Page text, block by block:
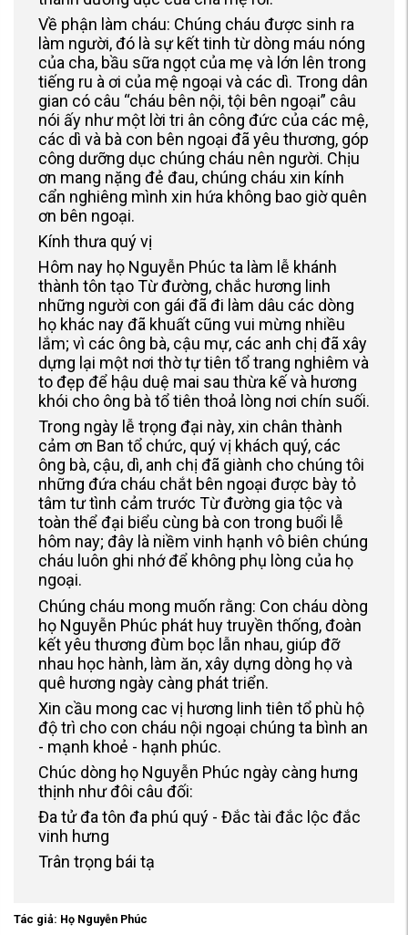
Về phận làm cháu: Chúng cháu được sinh ra
làm người, đó là sự kết tinh từ dòng máu nóng
của cha, bầu sữa ngọt của mẹ và lớn lên trong
tiếng ru à ơi của mệ ngoại và các dì. Trong dân
gian có câu “cháu bên nội, tội bên ngoại” câu
nói ấy như một lời tri ân công đức của các mệ,
các dì và bà con bên ngoại đã yêu thương, góp
công dưỡng dục chúng cháu nên người. Chịu
ơn mang nặng đẻ đau, chúng cháu xin kính
cẩn nghiêng mình xin hứa không bao giờ quên
ơn bên ngoại.
Kính thưa quý vị
Hôm nay họ Nguyễn Phúc ta làm lễ khánh
thành tôn tạo Từ đường, chắc hương linh
những người con gái đã đi làm dâu các dòng
họ khác nay đã khuất cũng vui mừng nhiều
lắm; vì các ông bà, cậu mự, các anh chị đã xây
dựng lại một nơi thờ tự tiên tổ trang nghiêm và
to đẹp để hậu duệ mai sau thừa kế và hương
khói cho ông bà tổ tiên thoả lòng nơi chín suối.
Trong ngày lễ trọng đại này, xin chân thành
cảm ơn Ban tổ chức, quý vị khách quý, các
ông bà, cậu, dì, anh chị đã giành cho chúng tôi
những đứa cháu chắt bên ngoại được bày tỏ
tâm tư tình cảm trước Từ đường gia tộc và
toàn thể đại biểu cùng bà con trong buổi lễ
hôm nay; đây là niềm vinh hạnh vô biên chúng
cháu luôn ghi nhớ để không phụ lòng của họ
ngoại.
Chúng cháu mong muốn rằng: Con cháu dòng
họ Nguyễn Phúc phát huy truyền thống, đoàn
kết yêu thương đùm bọc lẫn nhau, giúp đỡ
nhau học hành, làm ăn, xây dựng dòng họ và
quê hương ngày càng phát triển.
Xin cầu mong cac vị hương linh tiên tổ phù hộ
độ trì cho con cháu nội ngoại chúng ta bình an
- mạnh khoẻ - hạnh phúc.
Chúc dòng họ Nguyễn Phúc ngày càng hưng
thịnh như đôi câu đối:
Đa tử đa tôn đa phú quý - Đắc tài đắc lộc đắc
vinh hưng
Trân trọng bái tạ
Tác giả: Họ Nguyễn Phúc